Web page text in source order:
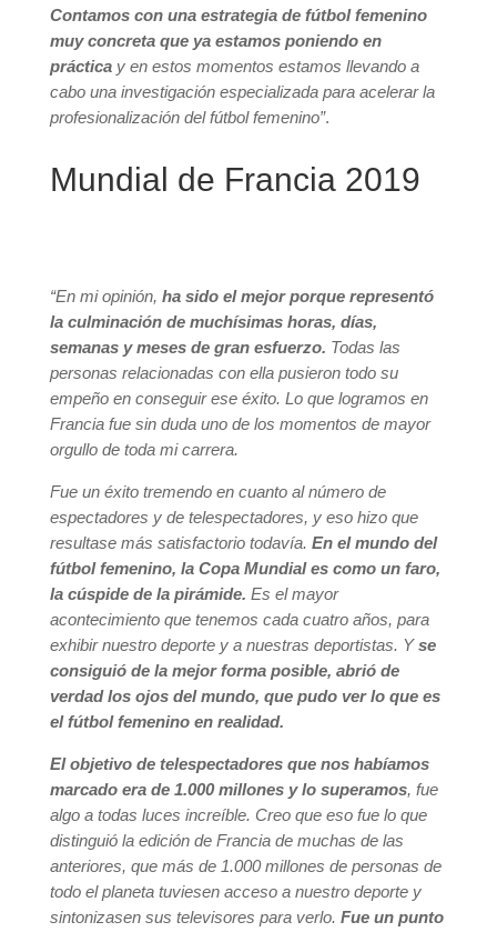
Contamos con una estrategia de fútbol femenino
muy concreta que ya estamos poniendo en
prácticay en estos momentos estamos llevando a
cabo una investigación especializada para acelerar la
profesionalización del fútbol femenino”.
Mundial de Francia 2019
“En mi opinión, ha sido el mejor porque representó
la culminación de muchísimas horas, días,
semanas y meses de gran esfuerzo. Todas las
personas relacionadas con ella pusieron todo su
empeño en conseguir ese éxito. Lo que logramos en
Francia fue sin duda uno de los momentos de mayor
orgullo de toda mi carrera.
Fue un éxito tremendo en cuanto al número de
espectadores y de telespectadores, y eso hizo que
resultase más satisfactorio todavía. En el mundo del
fútbol femenino, la Copa Mundial es como un faro,
la cúspide de la pirámide. Es el mayor
acontecimiento que tenemos cada cuatro años, para
exhibir nuestro deporte y a nuestras deportistas. Yse
consiguió de la mejor forma posible, abrió de
verdad los ojos del mundo, que pudo ver lo que es
el fútbol femenino en realidad.
El objetivo de telespectadores que nos habíamos
marcado era de 1.000 millones y lo superamos, fue
algo a todas luces increíble. Creo que eso fue lo que
distinguió la edición de Francia de muchas de las
anteriores, que más de 1.000 millones de personas de
todo el planeta tuviesen acceso a nuestro deporte y
sintonizasen sus televisores para verlo. Fue un punto